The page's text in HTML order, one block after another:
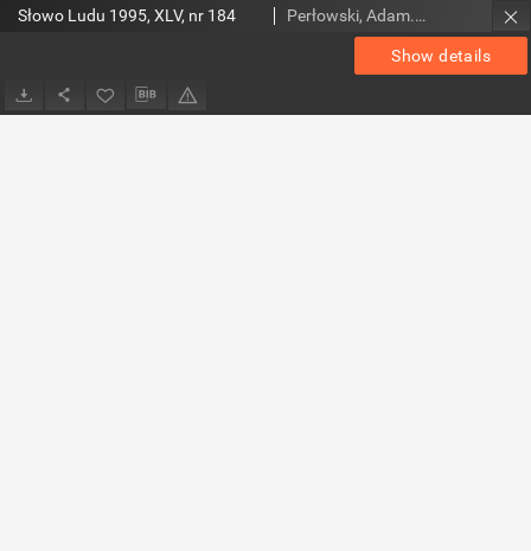
Show details
Słowo Ludu 1995, XLV, nr 184 Perłowski, Adam. Red.